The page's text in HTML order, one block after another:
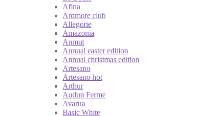
Afina
Ardmore club
Allegorie
Amazonia
Anmut
Annual easter edition
Annual christmas edition
Artesano
Artesano hot
Arthur
Audun Ferme
Avarua
Basic White